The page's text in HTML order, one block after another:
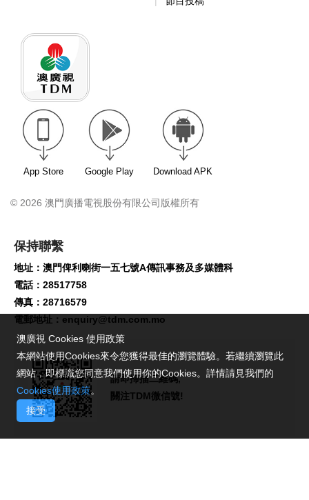
App Store Google Play Download APK
© 2026 澳門廣播電視股份有限公司版權所有
保持聯繫
地址：澳門俾利喇街一五七號A傳訊事務及多媒體科
電話：28517758
傳真：28716579
電郵地址： enquiry@tdm.com.mo
請即掃描二維碼,
關注TDM微信號!
澳廣視 Cookies 使用政策
本網站使用Cookies來令您獲得最佳的瀏覽體驗。若繼續瀏覽此
網站，即標識您同意我們使用你的Cookies。詳情請見我們的
Cookies使用政策。
接受